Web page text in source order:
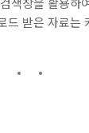
드 받은 자료는